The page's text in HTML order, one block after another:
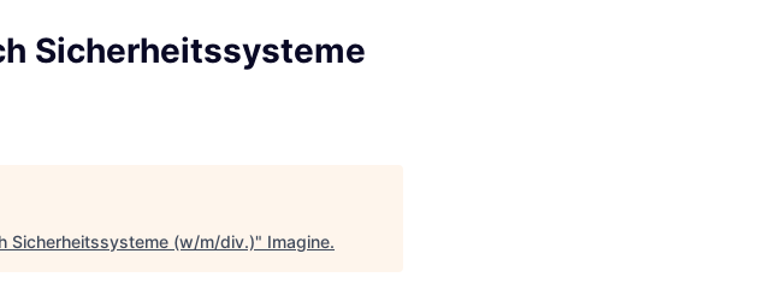
Sicherheitssysteme
Sicherheitssysteme (w/m/div.)" Imagine.